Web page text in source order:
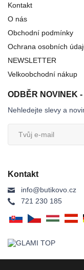
Kontakt
O nás
Obchodní podmínky
Ochrana osobních
NEWSLETTER
Velkoobchodní nákup
ODBĚR NOVINEK
Nehledejte slevy a
Kontakt
info@butikovo.cz
721 230 185